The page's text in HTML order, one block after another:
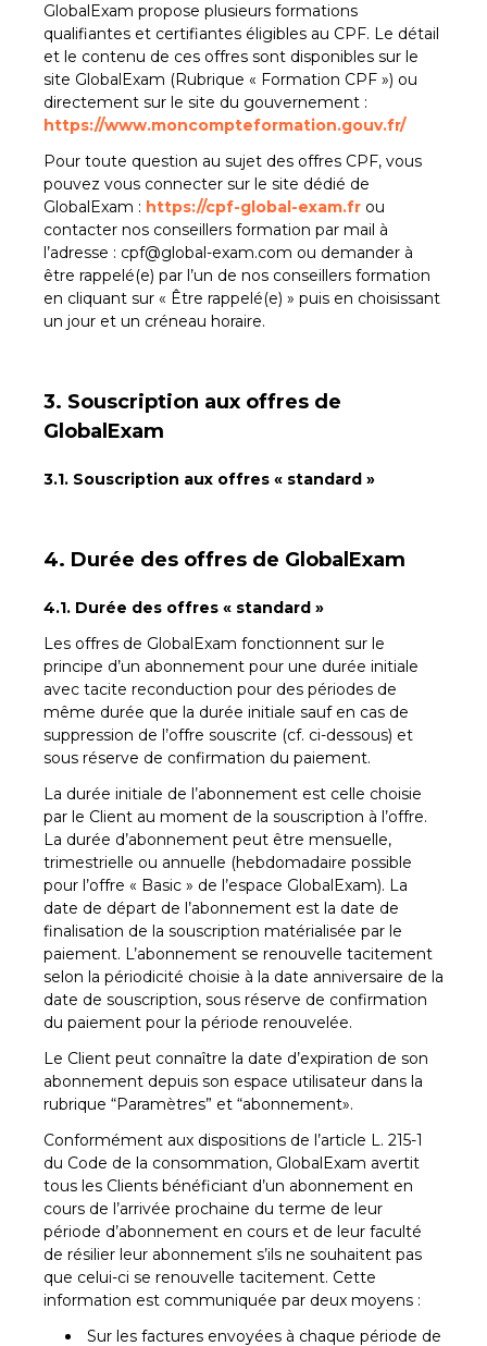
GlobalExam propose plusieurs formations
qualifiantes et certifiantes éligibles au CPF. Le détail
et le contenu de ces offres sont disponibles sur le
site GlobalExam (Rubrique « Formation CPF ») ou
directement sur le site du gouvernement :
https://www.moncompteformation.gouv.fr/
Pour toute question au sujet des offres CPF, vous
pouvez vous connecter sur le site dédié de
GlobalExam : https://cpf-global-exam.fr ou
contacter nos conseillers formation par mail à
l’adresse : cpf@global-exam.com ou demander à
être rappelé(e) par l’un de nos conseillers formation
en cliquant sur « Être rappelé(e) » puis en choisissant
un jour et un créneau horaire.
3. Souscription aux offres de
GlobalExam
3.1. Souscription aux offres « standard »
4. Durée des offres de GlobalExam
4.1. Durée des offres « standard »
Les offres de GlobalExam fonctionnent sur le
principe d’un abonnement pour une durée initiale
avec tacite reconduction pour des périodes de
même durée que la durée initiale sauf en cas de
suppression de l’offre souscrite (cf. ci-dessous) et
sous réserve de confirmation du paiement.
La durée initiale de l’abonnement est celle choisie
par le Client au moment de la souscription à l’offre.
La durée d’abonnement peut être mensuelle,
trimestrielle ou annuelle (hebdomadaire possible
pour l’offre « Basic » de l’espace GlobalExam). La
date de départ de l’abonnement est la date de
finalisation de la souscription matérialisée par le
paiement. L’abonnement se renouvelle tacitement
selon la périodicité choisie à la date anniversaire de la
date de souscription, sous réserve de confirmation
du paiement pour la période renouvelée.
Le Client peut connaître la date d’expiration de son
abonnement depuis son espace utilisateur dans la
rubrique “Paramètres” et “abonnement».
Conformément aux dispositions de l’article L. 215-1
du Code de la consommation, GlobalExam avertit
tous les Clients bénéficiant d’un abonnement en
cours de l’arrivée prochaine du terme de leur
période d’abonnement en cours et de leur faculté
de résilier leur abonnement s’ils ne souhaitent pas
que celui-ci se renouvelle tacitement. Cette
information est communiquée par deux moyens :
Sur les factures envoyées à chaque période de